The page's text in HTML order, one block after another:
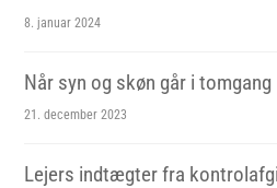
8. januar 2024
Når syn og skøn går i tomgang
21. december 2023
Lejers indtægter fra